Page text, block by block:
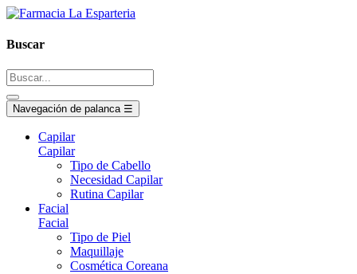
Buscar
Navegación de palanca ☰
Capilar
Capilar
Tipo de Cabello
Necesidad Capilar
Rutina Capilar
Facial
Facial
Tipo de Piel
Maquillaje
Cosmética Coreana